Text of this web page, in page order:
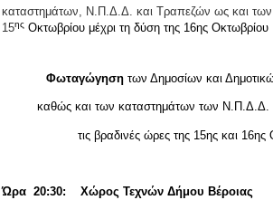
καταστημάτων, Ν.Π.Δ.Δ. και Τραπεζών ως και των
15ηςΟκτωβρίου μέχρι τη δύση της 16ης Οκτωβρίου
Φωταγώγηση των Δημοσίων και
καθώς και των καταστημάτων των Ν.Π.Δ.Δ.
τις βραδινές ώρες της 15ης και 16ης
Ώρα 20:30: Χώρος Τεχνών Δήμου Βέροιας